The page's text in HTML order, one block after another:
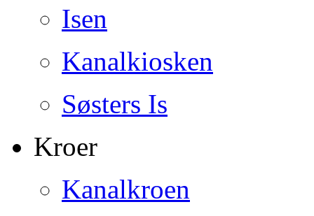
Isen
Kanalkiosken
Søsters Is
Kroer
Kanalkroen